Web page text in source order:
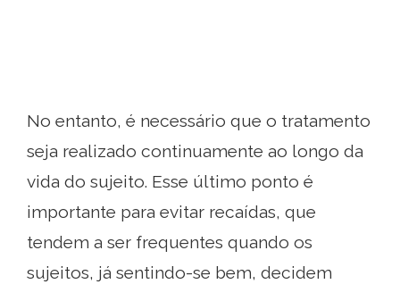
No entanto, é necessário que o tratamento
seja realizado continuamente ao longo da
vida do sujeito. Esse último ponto é
importante para evitar recaídas, que
tendem a ser frequentes quando os
sujeitos, já sentindo-se bem, decidem